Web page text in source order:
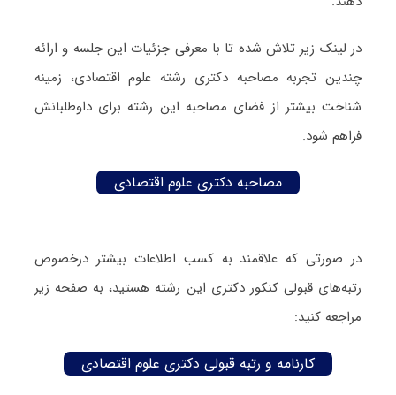
در لینک زیر تلاش شده تا با معرفی جزئیات این جلسه و ارائه
چندین تجربه مصاحبه دکتری رشته علوم اقتصادی، زمینه
شناخت بیشتر از فضای مصاحبه این رشته برای داوطلبانش
فراهم شود.
مصاحبه دکتری علوم اقتصادی
در صورتی که علاقمند به کسب اطلاعات بیشتر درخصوص
رتبه‌های قبولی کنکور دکتری این رشته هستید، به صفحه زیر
مراجعه کنید:
کارنامه و رتبه قبولی دکتری علوم اقتصادی